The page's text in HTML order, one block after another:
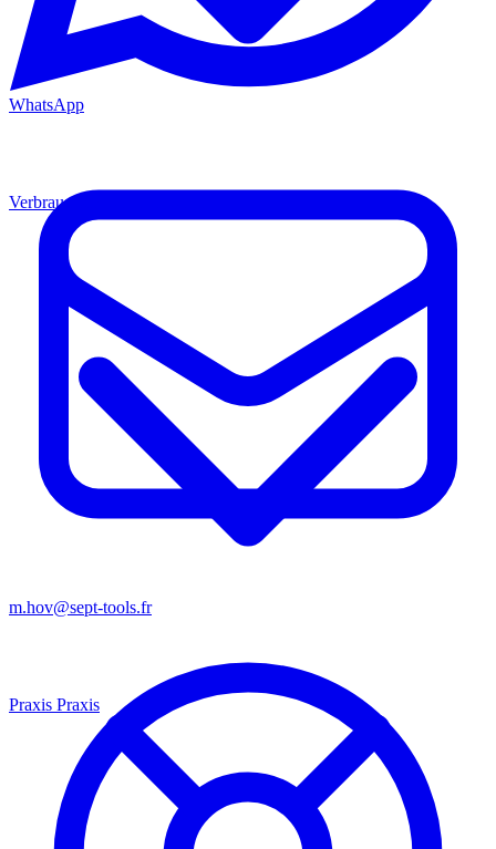
WhatsApp
m.hov@sept-tools.fr
Verbrauchsmaterial
Praxis Praxis